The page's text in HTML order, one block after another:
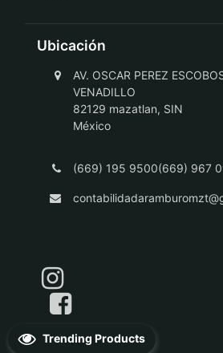
Trending Products
Ubicación
AV. OSCAR PEREZ
VENADILLO
82129 mazatlan, SIN
México
(669) 195 9500(669) 967